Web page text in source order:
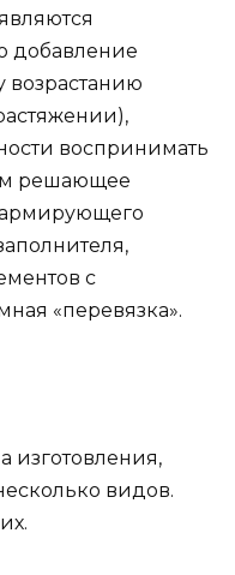
добавление
воспринимать
решающее
с
«перевязка».
изготовления,
видов.